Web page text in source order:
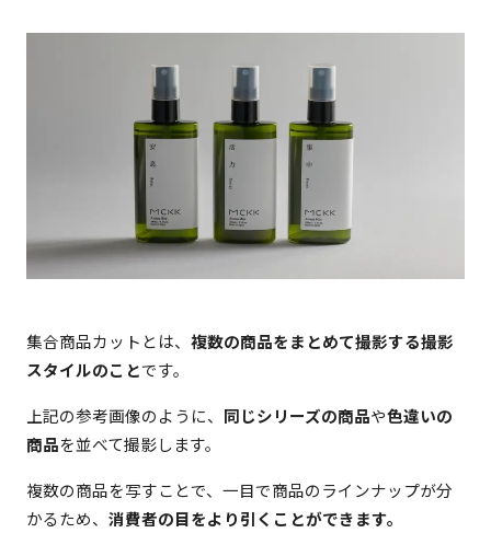
集合商品カットとは、 複数の商品をまとめて撮影する撮影
スタイルのことです。
上記の参考画像のように、 同じシリーズの商品や色違いの
商品を並べて撮影します。
複数の商品を写すことで、一目で商品のラインナップが分
かるため、 消費者の目をより引くことができます。